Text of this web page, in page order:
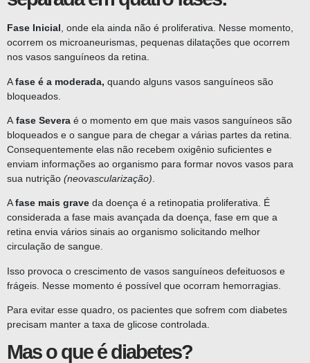
Fase Inicial , onde ela ainda não é proliferativa. Nesse momento,
ocorrem os microaneurismas, pequenas dilatações que ocorrem
nos vasos sanguíneos da retina.
Afase é a moderada, quando alguns vasos sanguíneos são
bloqueados.
A fase Severa é o momento em que mais vasos sanguíneos são
bloqueados e o sangue para de chegar a várias partes da retina.
Consequentemente elas não recebem oxigênio suficientes e
enviam informações ao organismo para formar novos vasos para
sua nutrição (neovascularização)
Afase mais grave da doença é a retinopatia proliferativa. É
considerada a fase mais avançada da doença, fase em que a
retina envia vários sinais ao organismo solicitando melhor
circulação de sangue.
Isso provoca o crescimento de vasos sanguíneos defeituosos e
frágeis. Nesse momento é possível que ocorram hemorragias.
Para evitar esse quadro, os pacientes que sofrem com diabetes
precisam manter a taxa de glicose controlada.
Mas o que é diabetes?